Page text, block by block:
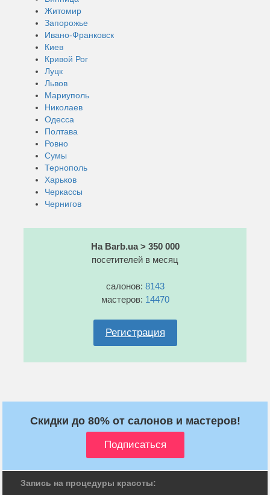
Житомир
Запорожье
Ивано-Франковск
Киев
Кривой Рог
Луцк
Львов
Мариуполь
Николаев
Одесса
Полтава
Ровно
Сумы
Тернополь
Харьков
Черкассы
Чернигов
На Barb.ua > 350 000
посетителей в месяц
салонов: 8143
мастеров: 14470
Регистрация
Скидки до 80% от салонов и мастеров!
Запись на процедуры красоты: